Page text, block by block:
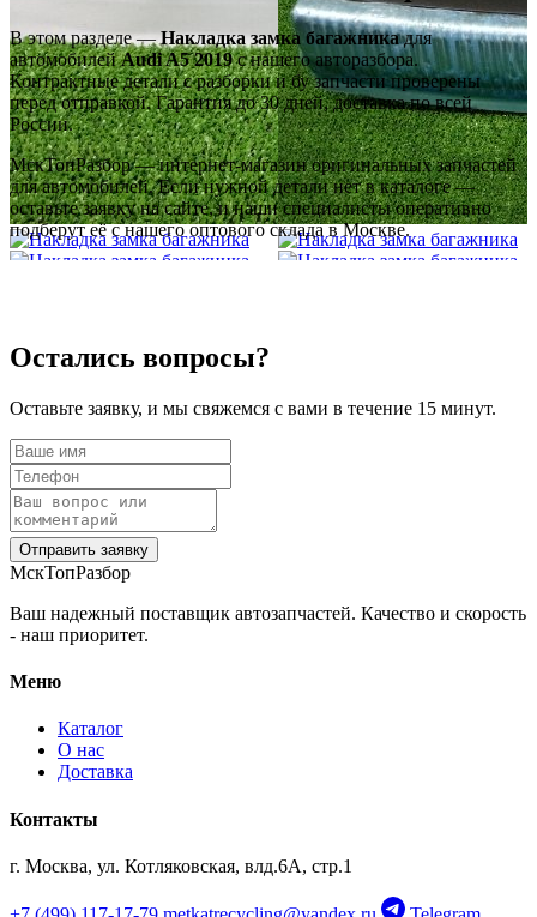
‹ ›
OEM: 8W8827520
В этом разделе —Накладка замка багажникадля
автомобилейAudi A5 2019с нашего авторазбора.
Контрактные детали с разборки и бу запчасти проверены
перед отправкой. Гарантия до 30 дней, доставка по всей
России.
МскТопРазбор — интернет-магазин оригинальных запчастей
для автомобилей. Если нужной детали нет в каталоге —
оставьте заявку на сайте, и наши специалисты оперативно
подберут её с нашего оптового склада в Москве.
Остались вопросы?
Оставьте заявку, и мы свяжемся с вами в течение 15 минут.
Отправить заявку
МскТопРазбор
Ваш надежный поставщик автозапчастей. Качество и скорость
- наш приоритет.
Меню
Каталог
О нас
Доставка
Контакты
г. Москва, ул. Котляковская, влд.6А, стр.1